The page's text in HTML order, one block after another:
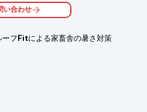
ブの開閉
い合わせ
ーフFitによる家畜舎の暑さ対策